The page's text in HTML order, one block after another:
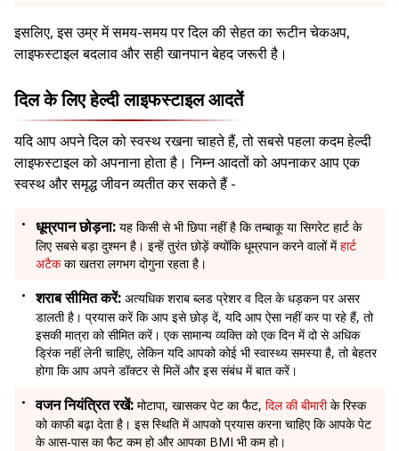
इसलिए, इस उम्र में समय-समय पर दिल की सेहत का रूटीन चेकअप,
लाइफस्टाइल बदलाव और सही खानपान बेहद जरूरी है।
दिल के लिए हेल्दी लाइफस्टाइल आदतें
यदि आप अपने दिल को स्वस्थ रखना चाहते हैं, तो सबसे पहला कदम हेल्दी
लाइफस्टाइल को अपनाना होता है। निम्न आदतों को अपनाकर आप एक
स्वस्थ और समृद्ध जीवन व्यतीत कर सकते हैं -
धूम्रपान छोड़ना: यह किसी से भी छिपा नहीं है कि तम्बाकू या सिगरेट हार्ट के
लिए सबसे बड़ा दुश्मन है। इन्हें तुरंत छोड़ें क्योंकि धूम्रपान करने वालों मेंहार्ट
अटैकका खतरा लगभग दोगुना रहता है।
शराब सीमित करें: अत्यधिक शराब ब्लड प्रेशर व दिल के धड़कन पर असर
डालती है। प्रयास करें कि आप इसे छोड़ दें, यदि आप ऐसा नहीं कर पा रहे हैं, तो
इसकी मात्रा को सीमित करें। एक सामान्य व्यक्ति को एक दिन में दो से अधिक
ड्रिंक नहीं लेनी चाहिए, लेकिन यदि आपको कोई भी स्वास्थ्य समस्या है, तो बेहतर
होगा कि आप अपने डॉक्टर से मिलें और इस संबंध में बात करें।
वजन नियंत्रित रखें: मोटापा, खासकर पेट का फैट, दिल की बीमारीके रिस्क
को काफी बढ़ा देता है। इस स्थिति में आपको प्रयास करना चाहिए कि आपके पेट
के आस-पास का फैट कम हो और आपका BMI भी कम हो।